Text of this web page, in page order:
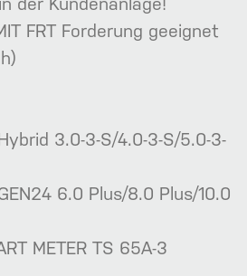
FRT Forderung geeignet
3.0-3-S/4.0-3-S/5.0-3-
6.0 Plus/8.0 Plus/10.0
METER TS 65A-3